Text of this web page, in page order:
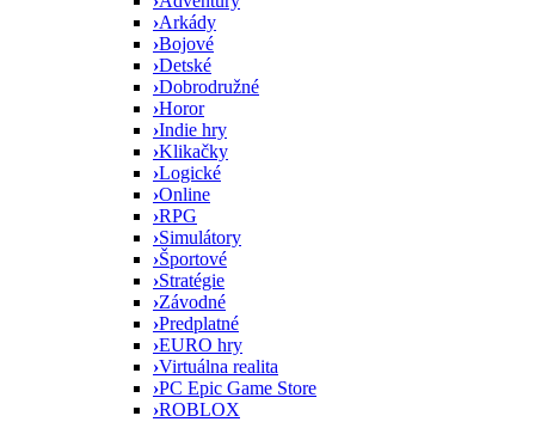
›Arkády
›Bojové
›Detské
›Dobrodružné
›Horor
›Indie hry
›Klikačky
›Logické
›Online
›RPG
›Simulátory
›Športové
›Stratégie
›Závodné
›Predplatné
›EURO hry
›Virtuálna realita
›PC Epic Game Store
›ROBLOX